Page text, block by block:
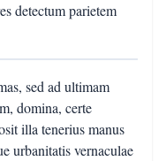
detectum parietem
sed ad ultimam
domina, certe
illa tenerius manus
urbanitatis vernaculae